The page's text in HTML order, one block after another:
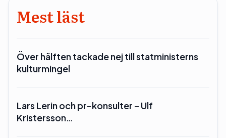
Mest läst
Över hälften tackade nej till statministerns
kulturmingel
Lars Lerin och pr-konsulter – Ulf
Kristersson…